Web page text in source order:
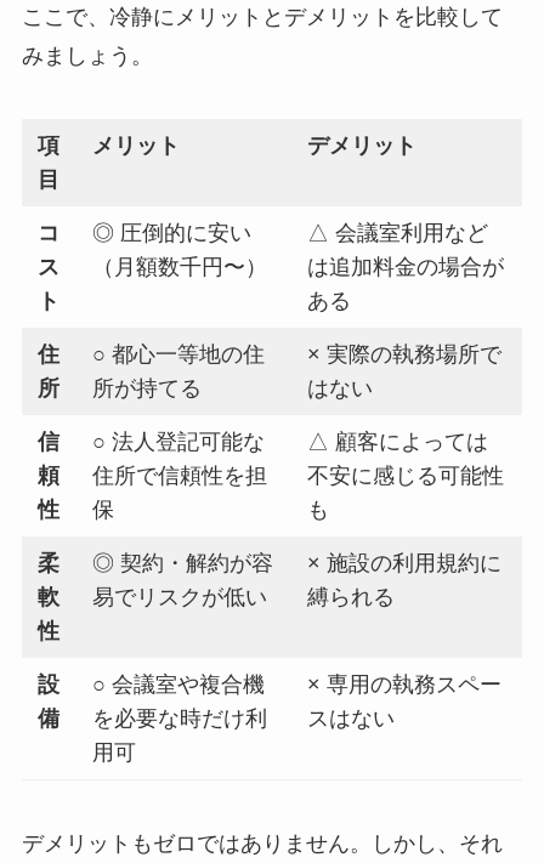
ここで、冷静にメリットとデメリットを比較して
みましょう。
項
目
メリット デメリット
コ
ス
ト
◎ 圧倒的に安い
（月額数千円〜）
△ 会議室利用など
は追加料金の場合が
ある
住
所
○ 都心一等地の住
所が持てる
× 実際の執務場所で
はない
信
頼
性
○ 法人登記可能な
住所で信頼性を担
保
△ 顧客によっては
不安に感じる可能性
も
柔
軟
性
◎ 契約・解約が容
易でリスクが低い
× 施設の利用規約に
縛られる
設
備
○ 会議室や複合機
を必要な時だけ利
用可
× 専用の執務スペー
スはない
デメリットもゼロではありません。しかし、それ